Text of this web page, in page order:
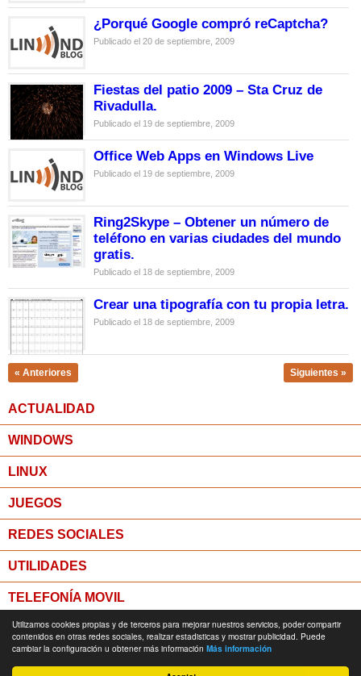
Utilizamos cookies propias y de terceros para mejorar nuestros servicios, poder compartir
contenidos en otras redes sociales, realizar estadisticas y mostrar publicidad. Puede
cambiar la configuración u obtener más información Más información
¿Porqué Google compró reCaptcha?
Publicado el 20 de septiembre, 2009
Fiestas del patio 2009 – Sta Cruz de
Rivadulla.
Publicado el 19 de septiembre, 2009
Office Web Apps en Windows Live
Publicado el 19 de septiembre, 2009
Ring2Skype – Obtener un número de
teléfono en varias ciudades del mundo
gratis.
Publicado el 18 de septiembre, 2009
Crear una tipografía con tu propia letra.
Publicado el 18 de septiembre, 2009
« Anteriores Siguientes »
ACTUALIDAD
WINDOWS
LINUX
JUEGOS
REDES SOCIALES
UTILIDADES
TELEFONÍA MOVIL
MICROPOST
© Todos los derechos reservados -Política de Privacidad